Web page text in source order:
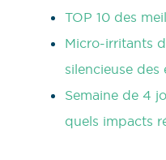
TOP 10 des
Micro-irritants
silencieuse des
Semaine de 4
quels impacts